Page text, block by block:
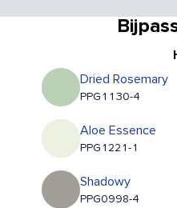
Dried Rosemary
PPG1130-4
Aloe Essence
PPG1221-1
Shadowy
PPG0998-4